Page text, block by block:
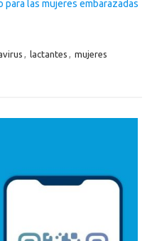
para las mujeres embarazadas
, lactantes , mujeres